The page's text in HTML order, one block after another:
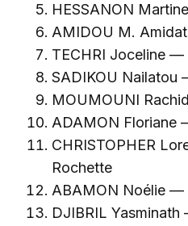
HESSANON
AMIDOU M.
TECHRI Joceline —
SADIKOU Nailatou
MOUMOUNI
ADAMON Floriane
CHRISTOPHER
Rochette
ABAMON Noélie —
DJIBRIL